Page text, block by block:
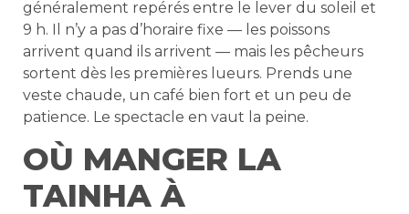
généralement repérés entre le lever du soleil et
9 h. Il n’y a pas d’horaire fixe — les poissons
arrivent quand ils arrivent — mais les pêcheurs
sortent dès les premières lueurs. Prends une
veste chaude, un café bien fort et un peu de
patience. Le spectacle en vaut la peine.
OÙ MANGER LA
TAINHA À